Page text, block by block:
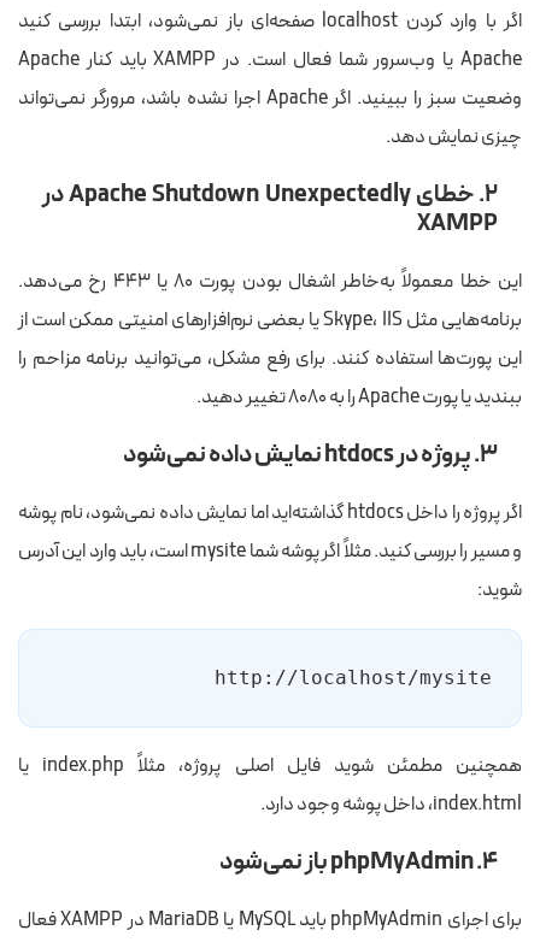
اگر با وارد کردن localhost صفحه‌ای باز نمی‌شود، ابتدا بررسی کنید
Apache یا وب‌سرور شما فعال است. در XAMPP باید کنار Apache
وضعیت سبز را ببینید. اگر Apache اجرا نشده باشد، مرورگر نمی‌تواند
چیزی نمایش دهد.
۲. خطای Apache Shutdown Unexpectedly در
XAMPP
این خطا معمولاً به‌خاطر اشغال بودن پورت ۸۰ یا ۴۴۳ رخ می‌دهد.
برنامه‌هایی مثل Skype، IIS یا بعضی نرم‌افزارهای امنیتی ممکن است از
این پورت‌ها استفاده کنند. برای رفع مشکل، می‌توانید برنامه مزاحم را
ببندید یا پورت Apache را به ۸۰۸۰ تغییر دهید.
۳. پروژه در htdocs نمایش داده نمی‌شود
اگر پروژه را داخل htdocs گذاشته‌اید اما نمایش داده نمی‌شود، نام پوشه
و مسیر را بررسی کنید. مثلاً اگر پوشه شما mysite است، باید وارد این آدرس
شوید:
http://localhost/mysite
همچنین مطمئن شوید فایل اصلی پروژه، مثلاً index.php یا
index.html، داخل پوشه وجود دارد.
۴. phpMyAdmin باز نمی‌شود
برای اجرای phpMyAdmin باید MySQL یا MariaDB در XAMPP فعال